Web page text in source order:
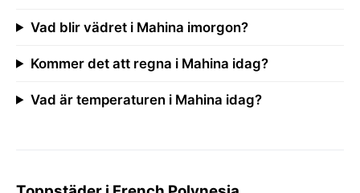
Vad blir vädret i Mahina imorgon?
Kommer det att regna i Mahina idag?
Vad är temperaturen i Mahina idag?